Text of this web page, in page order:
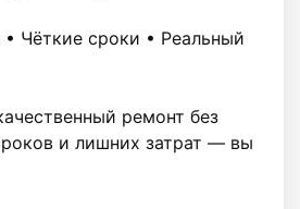
Чёткие сроки • Реальный
ремонт без
и лишних затрат — вы